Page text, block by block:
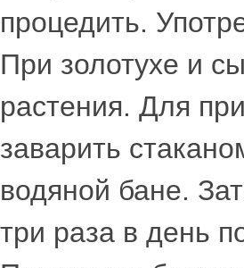
процедить.
При золотухе и
растения. Для
заварить
водяной бане.
три раза в день